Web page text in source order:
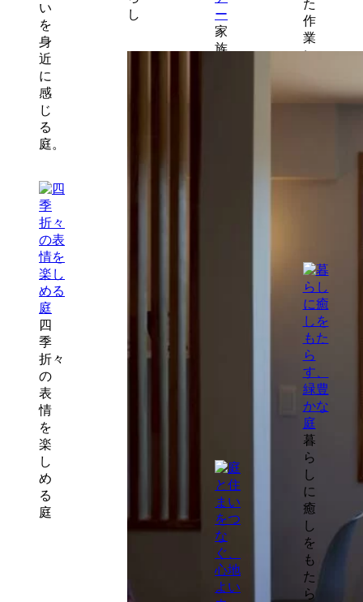
し
た
作
業
に
利
家
族
い
を
身
近
に
感
じ
る
庭。
四
季
折々
の
表
情
を
楽
し
め
る
庭
暮
ら
し
に
癒
し
を
も
た
ら